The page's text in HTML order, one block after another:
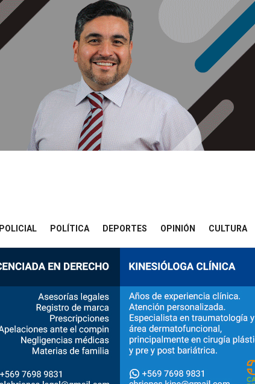
POLICIAL POLÍTICA DEPORTES OPINIÓN CULTURA